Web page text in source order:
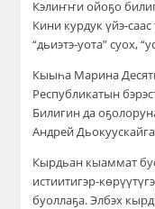
Кэлиҥҥи ойоҕо
Кини курдук үйэ-
“дьиэтэ-уота” суох,
Кыыһа Марина
Республикатын
Билигин да
Андрей
Кырдьан кыаммат
истиитигэр-
буоллаҕа. Элбэх